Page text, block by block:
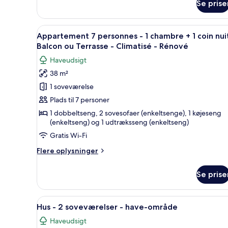
Se
Indlæs
alle
billeder
af
Appartement
7
personnes
-
chambre
+
nuit
Balcon
ou
En stue med sofa, et lille
10
Appartement 7 personnes - 1 chambre + 1 coin
Balcon ou Terrasse - Climatisé - Rénové
Haveudsigt
38 m²
1 soveværelse
Plads til 7 personer
1 dobbeltseng, 2 sovesofaer (enkeltsenge), 1 køjeseng
(enkeltseng) og 1 udtræksseng (enkeltseng)
Gratis Wi-Fi
Flere oplysninger
Flere
7
personnes
-
chambre
Se
Indlæs
alle
billeder
En lys og indbydende stue
9
Hus - 2 soveværelser - have-område
Haveudsigt